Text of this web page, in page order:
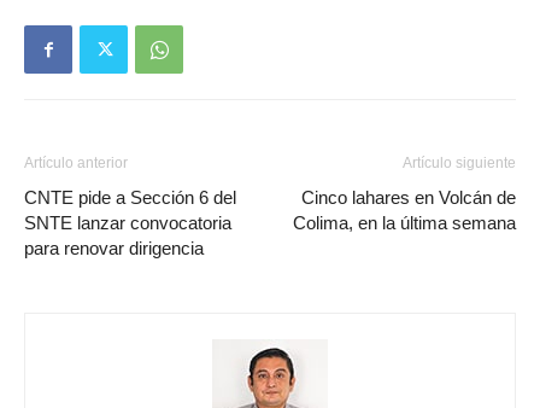
Artículo anterior
CNTE pide a Sección 6 del
SNTE lanzar convocatoria
para renovar dirigencia
Artículo siguiente
Cinco lahares en Volcán de
Colima, en la última semana